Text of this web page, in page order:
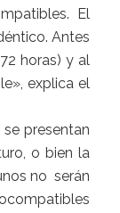
El
Antes
horas) y al
explica el
presentan
o bien la
no serán